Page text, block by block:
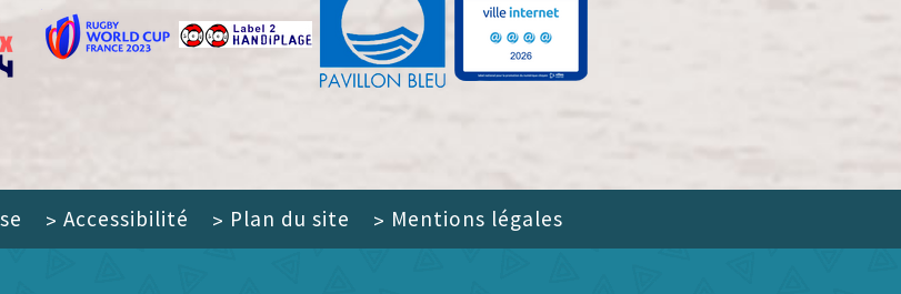
> Accessibilité > Plan du site > Mentions légales